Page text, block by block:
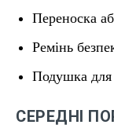
Переноска
Ремінь
Подушка для
СЕРЕДНІ